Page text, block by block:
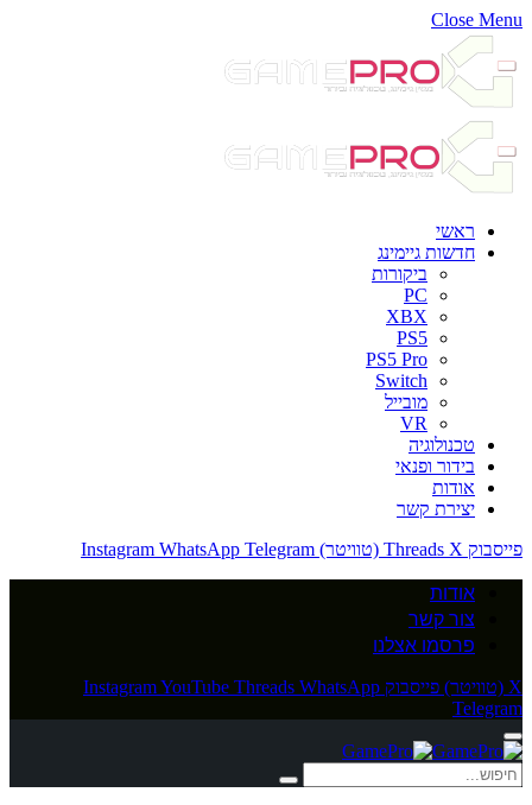
Close Menu
ראשי
חדשות גיימינג
ביקורות
PC
XBX
PS5
PS5 Pro
Switch
מובייל
VR
טכנולוגיה
בידור ופנאי
אודות
יצירת קשר
פייסבוק
Threads X (טוויטר) Instagram WhatsApp Telegram
אודות
צור קשר
פרסמו אצלנו
X (טוויטר) פייסבוק InstagramYouTube Threads WhatsApp
Telegram